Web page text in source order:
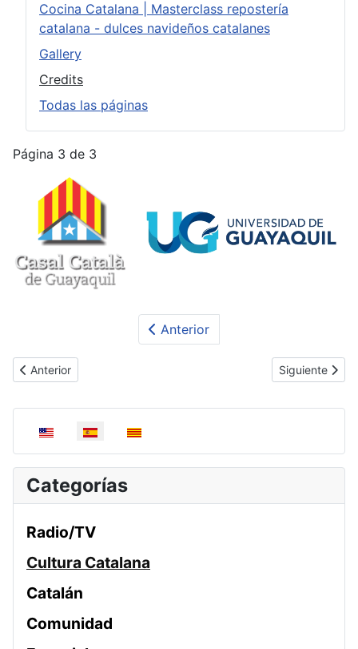
Cocina Catalana | Masterclass repostería
catalana - dulces navideños catalanes
Gallery
Credits
Todas las páginas
Página 3 de 3
Anterior
Artículo anterior: Taller de Cocina | Repostería Navideña
Anterior Artículo
Siguiente
Seleccione su idioma
Categorías
Radio/TV
Cultura Catalana
Catalán
Comunidad